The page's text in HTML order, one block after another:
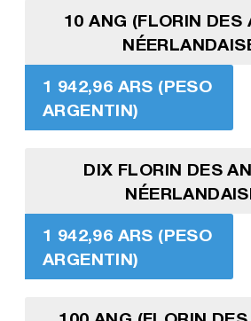
10 ANG (FLORIN DES
1 942,96 ARS (PESO
ARGENTIN)
DIX FLORIN DES
1 942,96 ARS (PESO
ARGENTIN)